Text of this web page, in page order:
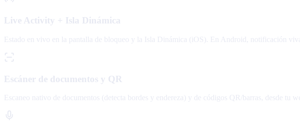
Live Activity + Isla Dinámica
Estado en vivo en la pantalla de bloqueo y la Isla Dinámica (iOS). En Android, notificación
Escáner de documentos y QR
Escaneo nativo de documentos (detecta bordes y endereza) y de códigos QR/barras, desde tu